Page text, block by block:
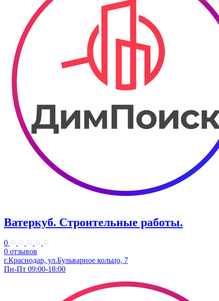
Ватеркуб. Строительные работы.
0
0 отзывов
г.Краснодар, ул.Бульварное кольцо, 7
Пн-Пт 09:00-18:00